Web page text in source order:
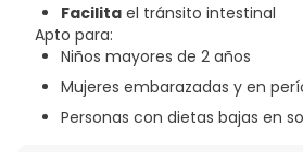
Facilita el tránsito intestinal
Apto para:
Niños mayores de 2 años
Mujeres embarazadas y en
Personas con dietas bajas en